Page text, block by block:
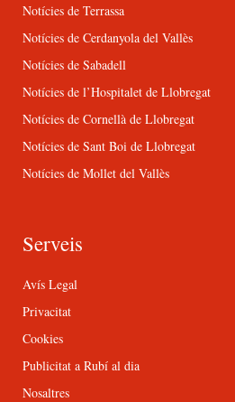
Notícies de Terrassa
Notícies de Cerdanyola del Vallès
Notícies de Sabadell
Notícies de l’Hospitalet de Llobregat
Notícies de Cornellà de Llobregat
Notícies de Sant Boi de Llobregat
Notícies de Mollet del Vallès
Serveis
Avís Legal
Privacitat
Cookies
Publicitat a Rubí al dia
Nosaltres